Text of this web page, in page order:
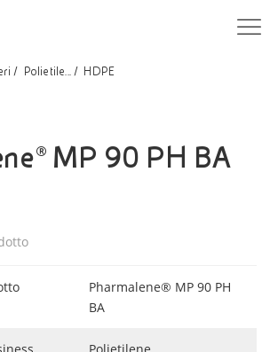
Polietile... HDPE
MP 90 PH BA
Pharmalene® MP 90 PH
BA